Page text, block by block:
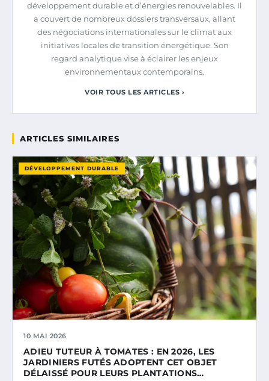
développement durable et d’énergies renouvelables. Il
a couvert de nombreux dossiers transversaux, allant
des négociations internationales sur le climat aux
initiatives locales de transition énergétique. Son
regard analytique vise à éclairer les enjeux
environnementaux contemporains.
VOIR TOUS LES ARTICLES ›
ARTICLES SIMILAIRES
DÉVELOPPEMENT DURABLE
10 MAI 2026
ADIEU TUTEUR À TOMATES : EN 2026, LES
JARDINIERS FUTÉS ADOPTENT CET OBJET
DÉLAISSÉ POUR LEURS PLANTATIONS…